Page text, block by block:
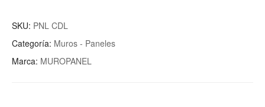
SKU: PNL CDL
Categoría: Muros - Paneles
Marca: MUROPANEL